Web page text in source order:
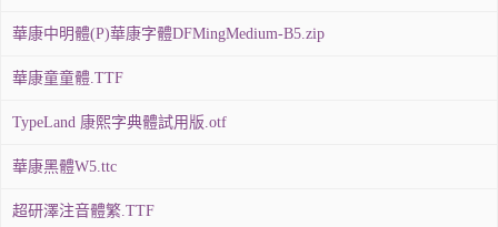
華康中明體(P)華康字體DFMingMedium-B5.zip
華康童童體.TTF
TypeLand 康熙字典體試用版.otf
華康黑體W5.ttc
超研澤注音體繁.TTF